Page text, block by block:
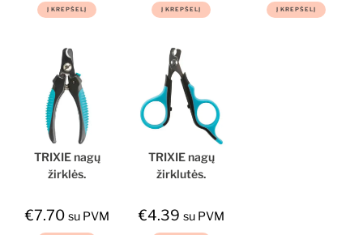
Į KREPŠELĮ Į KREPŠELĮ Į KREPŠELĮ
TRIXIE nagų
žirklės,
nerūdijantis
plienas, 12 cm
€7.70 su PVM
TRIXIE nagų
žirklutės,
nerūdijantis
plienas, 8cm
€4.39 su PVM